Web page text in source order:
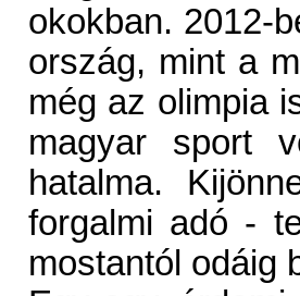
okokban. 2012-
ország, mint a
még az olimpia
magyar sport
hatalma.
forgalmi adó -
mostantól odáig